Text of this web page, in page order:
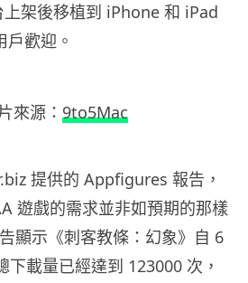
上架後移植到 iPhone 和 iPad
歡迎。
來源： 9to5Mac
提供的 Appfigures 報告，
遊戲的需求並非如預期的那樣
顯示《刺客教條：幻象》自 6
下載量已經達到 123000 次，